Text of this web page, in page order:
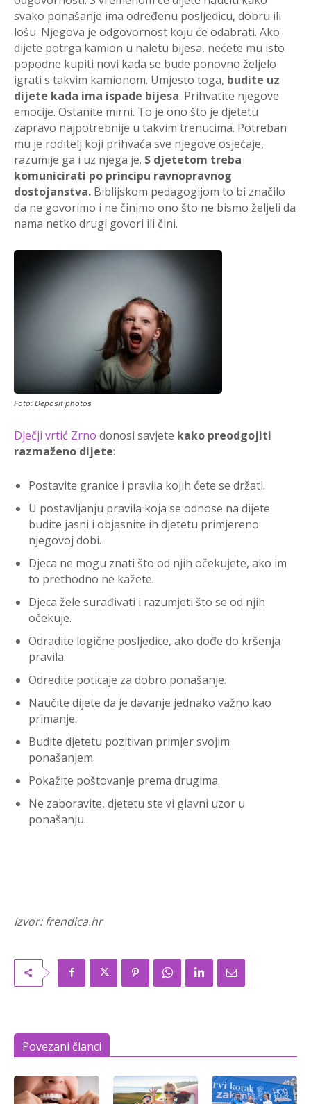
svako ponašanje ima određenu posljedicu, dobru ili
lošu. Njegova je odgovornost koju će odabrati. Ako
dijete potrga kamion u naletu bijesa, nećete mu isto
popodne kupiti novi kada se bude ponovno željelo
igrati s takvim kamionom. Umjesto toga, budite uz
dijete kada ima ispade bijesa. Prihvatite njegove
emocije. Ostanite mirni. To je ono što je djetetu
zapravo najpotrebnije u takvim trenucima. Potreban
mu je roditelj koji prihvaća sve njegove osjećaje,
razumije ga i uz njega je. S djetetom treba
komunicirati po principu ravnopravnog
dostojanstva. Biblijskom pedagogijom to bi značilo
da ne govorimo i ne činimo ono što ne bismo željeli da
nama netko drugi govori ili čini.
Foto: Deposit photos
Dječji vrtić Zrno donosi savjete kako preodgojiti
razmaženo dijete:
Postavite granice i pravila kojih ćete se držati.
U postavljanju pravila koja se odnose na dijete
budite jasni i objasnite ih djetetu primjereno
njegovoj dobi.
Djeca ne mogu znati što od njih očekujete, ako im
to prethodno ne kažete.
Djeca žele surađivati i razumjeti što se od njih
očekuje.
Odradite logične posljedice, ako dođe do kršenja
pravila.
Odredite poticaje za dobro ponašanje.
Naučite dijete da je davanje jednako važno kao
primanje.
Budite djetetu pozitivan primjer svojim
ponašanjem.
Pokažite poštovanje prema drugima.
Ne zaboravite, djetetu ste vi glavni uzor u
ponašanju.
Izvor: frendica.hr
Povezani članci